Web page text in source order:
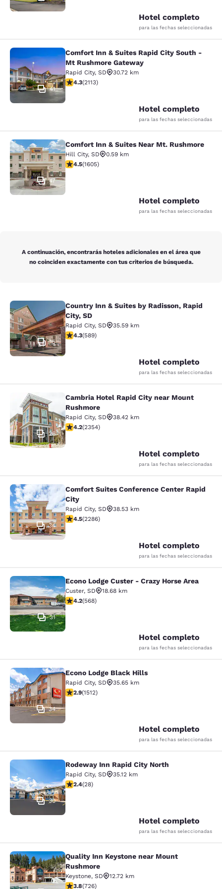
Hotel completo
para las fechas seleccionadas
Comfort Inn & Suites Rapid City
41
Comfort Inn & Suites Rapid City South -
Mt Rushmore Gateway
Rapid City, SD
30.72 km
calificación de 4.34 estrellas. Excelente. 2113 reseñas
4.3(2113)
Hotel completo
para las fechas seleccionadas
Comfort Inn & Suites Near Mt.
47
Comfort Inn & Suites Near Mt. Rushmore
Hill City, SD
0.59 km
calificación de 4.54 estrellas. Excelente. 1605 reseñas
4.5(1605)
Hotel completo
para las fechas seleccionadas
A continuación, encontrarás hoteles adicionales en el área que
no coinciden exactamente con tus criterios de búsqueda.
Country Inn & Suites by Radisson,
15
Country Inn & Suites by Radisson, Rapid
City, SD
Rapid City, SD
35.59 km
calificación de 4.33 estrellas. Excelente. 589 reseñas
4.3(589)
Hotel completo
para las fechas seleccionadas
Cambria Hotel Rapid City near
26
Cambria Hotel Rapid City near Mount
Rushmore
Rapid City, SD
38.42 km
calificación de 4.19 estrellas. Muy bueno. 2354
4.2(2354)
Hotel completo
para las fechas seleccionadas
Comfort Suites Conference Center
34
Comfort Suites Conference Center Rapid
City
Rapid City, SD
38.53 km
calificación de 4.55 estrellas. Excelente. 2286 reseñas
4.5(2286)
Hotel completo
para las fechas seleccionadas
Econo Lodge Custer - Crazy Horse
31
Econo Lodge Custer - Crazy Horse Area
Custer, SD
18.68 km
calificación de 4.24 estrellas. Excelente. 568 reseñas
4.2(568)
Hotel completo
para las fechas seleccionadas
Econo Lodge Black Hills
34
Econo Lodge Black Hills
Rapid City, SD
35.65 km
calificación de 2.92 estrellas. Feria. 1512 reseñas
2.9(1512)
Hotel completo
para las fechas seleccionadas
Rodeway Inn Rapid City North
30
Rodeway Inn Rapid City North
Rapid City, SD
35.12 km
calificación de 2.43 estrellas. Feria. 28 reseñas
2.4(28)
Hotel completo
para las fechas seleccionadas
Quality Inn Keystone near Mount
Quality Inn Keystone near Mount
Rushmore
Keystone, SD
12.72 km
calificación de 3.75 estrellas. Bueno. 726 reseñas
3.8(726)